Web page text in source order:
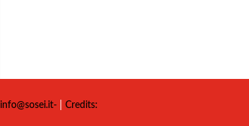
info@sosei.it-
Credits: